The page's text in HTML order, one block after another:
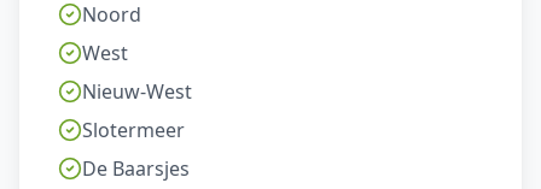
Noord
West
Nieuw-West
Slotermeer
De Baarsjes